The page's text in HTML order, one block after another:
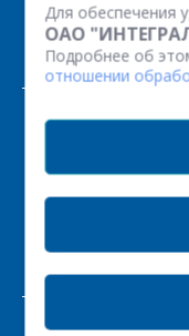
Для обеспечения
ОАО
Подробнее об
отношении
Факс: (+375
Рег.
©